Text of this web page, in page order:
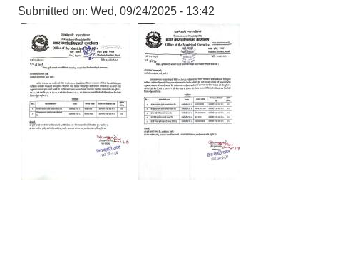
Submitted on: Wed, 09/24/2025 - 13:42